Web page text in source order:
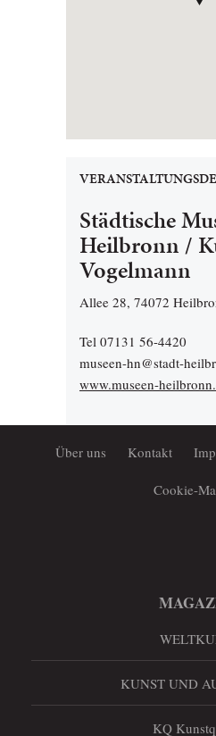
Städtische
Heilbronn /
Vogelmann
Allee 28, 74072
Tel 07131 56-4420
museen-hn@stadt-
www.museen-
Über uns Kontakt
Cookie-
KUNST UND
KQ